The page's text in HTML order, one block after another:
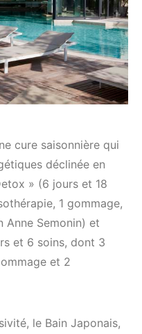
cure saisonnière qui
déclinée en
» (6 jours et 18
1 gommage,
Anne Semonin) et
et 6 soins, dont 3
et 2
le Bain Japonais,